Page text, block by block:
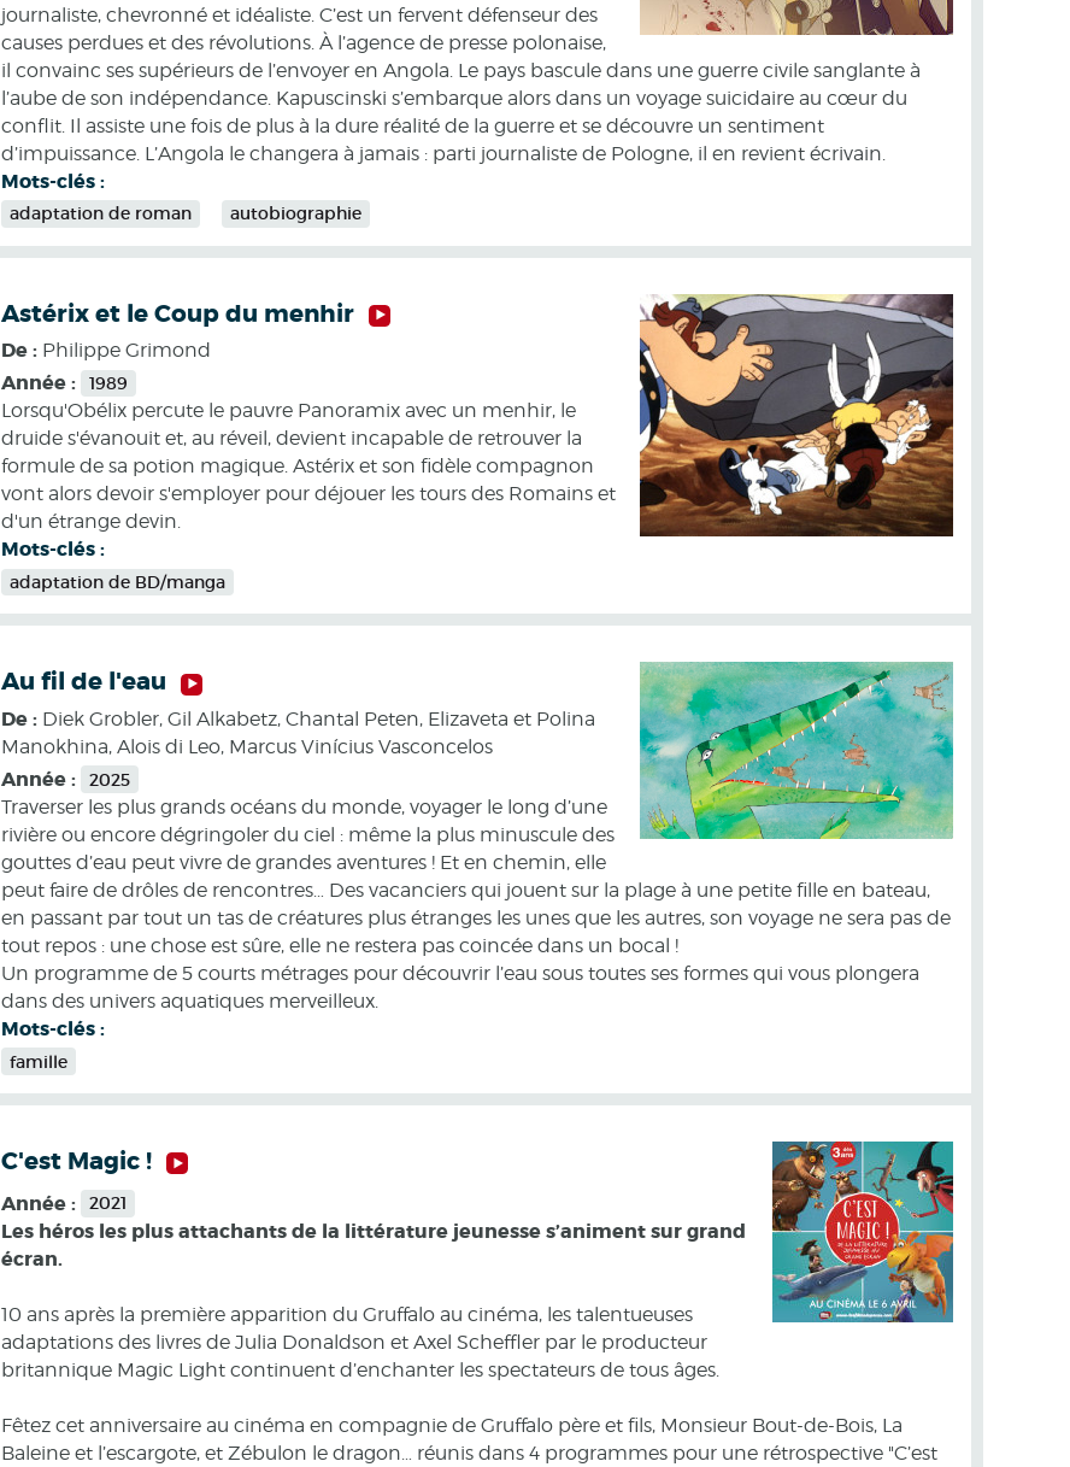
journaliste, chevronné et idéaliste. C’est un fervent défenseur des
causes perdues et des révolutions. À l’agence de presse polonaise,
il convainc ses supérieurs de l’envoyer en Angola. Le pays bascule dans une guerre civile sanglante à
l’aube de son indépendance. Kapuscinski s’embarque alors dans un voyage suicidaire au cœur du
conﬂit. Il assiste une fois de plus à la dure réalité de la guerre et se découvre un sentiment
d’impuissance. L’Angola le changera à jamais : parti journaliste de Pologne, il en revient écrivain.
Mots-clés :
adaptation de roman autobiographie
Astérix et le Coup du menhir
De : Philippe Grimond
Année : 1989
Lorsqu'Obélix percute le pauvre Panoramix avec un menhir, le
druide s'évanouit et, au réveil, devient incapable de retrouver la
formule de sa potion magique. Astérix et son fidèle compagnon
vont alors devoir s'employer pour déjouer les tours des Romains et
d'un étrange devin.
Mots-clés :
adaptation de BD/manga
Au fil de l'eau
De : Diek Grobler, Gil Alkabetz, Chantal Peten, Elizaveta et Polina
Manokhina, Alois di Leo, Marcus Vinícius Vasconcelos
Année : 2025
Traverser les plus grands océans du monde, voyager le long d’une
rivière ou encore dégringoler du ciel : même la plus minuscule des
gouttes d’eau peut vivre de grandes aventures ! Et en chemin, elle
peut faire de drôles de rencontres… Des vacanciers qui jouent sur la plage à une petite fille en bateau,
en passant par tout un tas de créatures plus étranges les unes que les autres, son voyage ne sera pas de
tout repos : une chose est sûre, elle ne restera pas coincée dans un bocal !
Un programme de 5 courts métrages pour découvrir l’eau sous toutes ses formes qui vous plongera
dans des univers aquatiques merveilleux.
Mots-clés :
famille
C'est Magic !
Année : 2021
Les héros les plus attachants de la littérature jeunesse s’animent sur grand
écran.
10 ans après la première apparition du Gruffalo au cinéma, les talentueuses
adaptations des livres de Julia Donaldson et Axel Scheffler par le producteur
britannique Magic Light continuent d’enchanter les spectateurs de tous âges.
Fêtez cet anniversaire au cinéma en compagnie de Gruffalo père et fils, Monsieur Bout-de-Bois, La
Baleine et l’escargote, et Zébulon le dragon… réunis dans 4 programmes pour une rétrospective "C’est